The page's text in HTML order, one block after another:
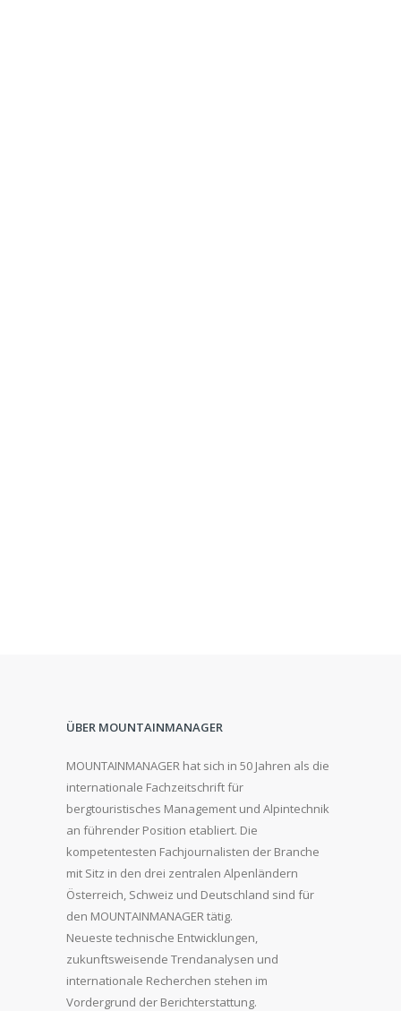
ÜBER MOUNTAINMANAGER
MOUNTAINMANAGER hat sich in 50 Jahren als die
internationale Fachzeitschrift für
bergtouristisches Management und Alpintechnik
an führender Position etabliert. Die
kompetentesten Fachjournalisten der Branche
mit Sitz in den drei zentralen Alpenländern
Österreich, Schweiz und Deutschland sind für
den MOUNTAINMANAGER tätig.
Neueste technische Entwicklungen,
zukunftsweisende Trendanalysen und
internationale Recherchen stehen im
Vordergrund der Berichterstattung.